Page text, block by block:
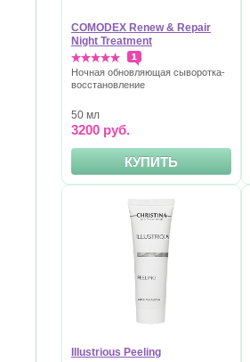
COMODEX Renew & Repair
Night Treatment
1
Ночная обновляющая сыворотка-
восстановлениe
50 мл
3200 руб.
КУПИТЬ
Illustrious Peeling